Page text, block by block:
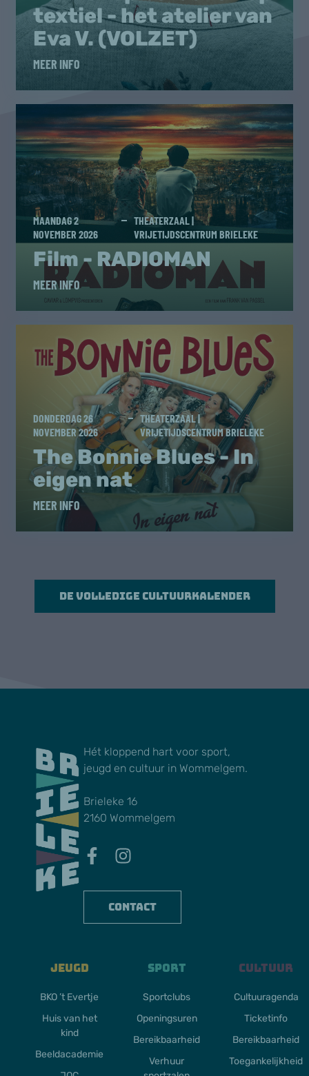
textiel - het atelier van
Eva V. (VOLZET)
MEER INFO
MAANDAG 2
NOVEMBER 2026
THEATERZAAL |
VRIJETIJDSCENTRUM BRIELEKE
Film - RADIOMAN
MEER INFO
DONDERDAG 26
NOVEMBER 2026
THEATERZAAL |
VRIJETIJDSCENTRUM BRIELEKE
The Bonnie Blues - In
eigen nat
MEER INFO
De volledige cultuurkalender
Hét kloppend hart voor sport,
jeugd en cultuur in Wommelgem.
Brieleke 16
2160 Wommelgem
Contact
Jeugd
BKO ’t Evertje
Huis van het
kind
Beeldacademie
Sport
Sportclubs
Openingsuren
Bereikbaarheid
Verhuur
Cultuur
Cultuuragenda
Ticketinfo
Bereikbaarheid
Toegankelijkheid